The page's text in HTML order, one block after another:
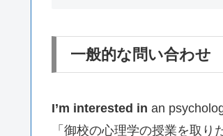
一般的な問い合わせ
I’m interested in an
「御校の心理学の授業を取り